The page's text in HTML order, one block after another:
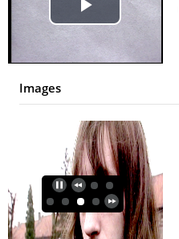
Play
Video
Images